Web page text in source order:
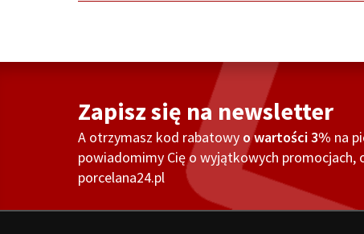
Zapisz się na newsletter
A otrzymasz kod rabatowy o wartości 3% na
powiadomimy Cię o wyjątkowych promocjach,
porcelana24.pl